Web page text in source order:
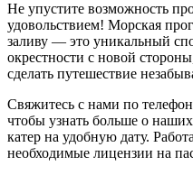
Не упустите возможность
удовольствием! Морская
заливу — это уникальный
окрестности с новой
сделать путешествие
Свяжитесь с нами по
чтобы узнать больше о
катер на удобную дату.
необходимые лицензии на